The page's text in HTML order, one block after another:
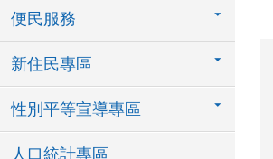
便民服務
新住民專區
性別平等宣導專區
人口統計專區